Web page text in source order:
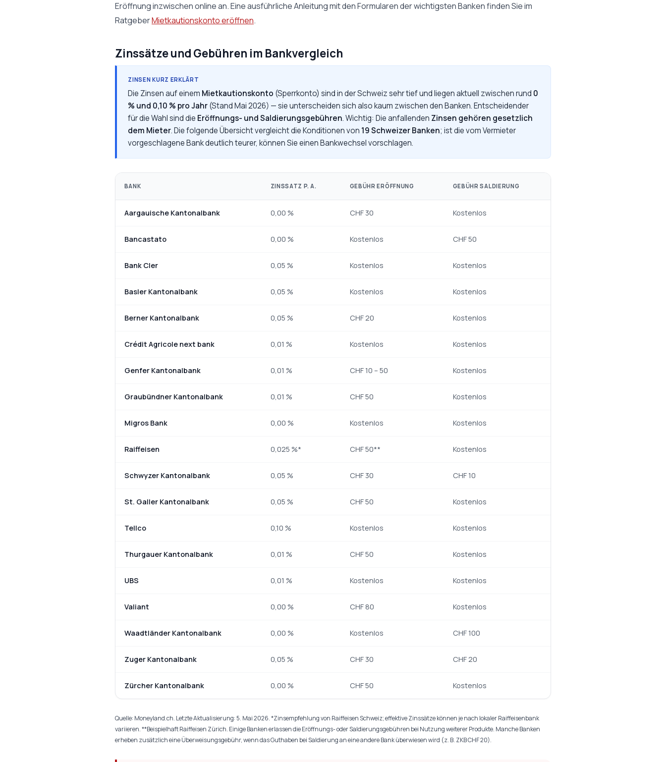
Eröffnung inzwischen online an. Eine ausführliche Anleitung mit den Formularen der wichtigsten Banken finden Sie im
RatgeberMietkautionskonto eröffnen.
Zinssätze und Gebühren im Bankvergleich
ZINSEN KURZ ERKLÄRT
Die Zinsen auf einem Mietkautionskonto (Sperrkonto) sind in der Schweiz sehr tief und liegen aktuell zwischen rund 0
% und 0,10 % pro Jahr(Stand Mai 2026) — sie unterscheiden sich also kaum zwischen den Banken. Entscheidender
für die Wahl sind die Eröffnungs- und Saldierungsgebühren. Wichtig: Die anfallenden Zinsen gehören gesetzlich
dem Mieter. Die folgende Übersicht vergleicht die Konditionen von 19 Schweizer Banken; ist die vom Vermieter
vorgeschlagene Bank deutlich teurer, können Sie einen Bankwechsel vorschlagen.
BANK ZINSSATZ P. A. GEBÜHR ERÖFFNUNG GEBÜHR SALDIERUNG
Aargauische Kantonalbank 0,00 % CHF 30 Kostenlos
Bancastato 0,00 % Kostenlos CHF 50
Bank Cler 0,05 % Kostenlos Kostenlos
Basler Kantonalbank 0,05 % Kostenlos Kostenlos
Berner Kantonalbank 0,05 % CHF 20 Kostenlos
Crédit Agricole next bank 0,01 % Kostenlos Kostenlos
Genfer Kantonalbank 0,01 % CHF 10 – 50 Kostenlos
Graubündner Kantonalbank 0,01 % CHF 50 Kostenlos
Migros Bank 0,00 % Kostenlos Kostenlos
Raiffeisen 0,025 %* CHF 50** Kostenlos
Schwyzer Kantonalbank 0,05 % CHF 30 CHF 10
St. Galler Kantonalbank 0,05 % CHF 50 Kostenlos
Tellco 0,10 % Kostenlos Kostenlos
Thurgauer Kantonalbank 0,01 % CHF 50 Kostenlos
UBS 0,01 % Kostenlos Kostenlos
Valiant 0,00 % CHF 80 Kostenlos
Waadtländer Kantonalbank 0,00 % Kostenlos CHF 100
Zuger Kantonalbank 0,05 % CHF 30 CHF 20
Zürcher Kantonalbank 0,00 % CHF 50 Kostenlos
Quelle: Moneyland.ch. Letzte Aktualisierung: 5. Mai 2026. *Zinsempfehlung von Raiffeisen Schweiz; effektive Zinssätze können je nach lokaler Raiffeisenbank
variieren. **Beispielhaft Raiffeisen Zürich. Einige Banken erlassen die Eröffnungs- oder Saldierungsgebühren bei Nutzung weiterer Produkte. Manche Banken
erheben zusätzlich eine Überweisungsgebühr, wenn das Guthaben bei Saldierung an eine andere Bank überwiesen wird (z. B. ZKB CHF 20).